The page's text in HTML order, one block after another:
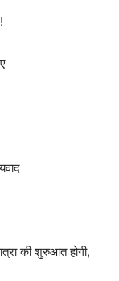
की शुरुआत होगी,